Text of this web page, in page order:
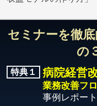
セミナーを徹
の
特典１ 病院経営
業務改善フ
事例レポー